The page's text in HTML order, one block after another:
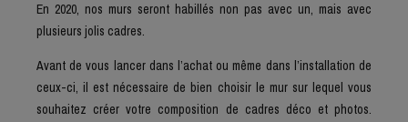
En 2020, nos murs seront habillés non pas avec un, mais avec
plusieurs jolis cadres.
Avant de vous lancer dans l’achat ou même dans l’installation de
ceux-ci, il est nécessaire de bien choisir le mur sur lequel vous
souhaitez créer votre composition de cadres déco et photos.